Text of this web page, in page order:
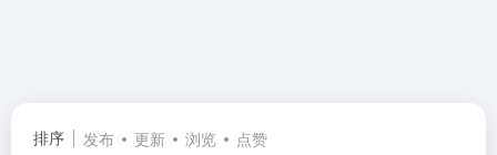
排序 发布 更新 浏览 点赞